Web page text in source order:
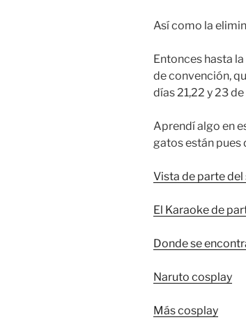
Así como la
Entonces hasta
de convención,
días 21,22 y 23
Aprendí algo en
gatos están pues
Vista de parte
El Karaoke de
Donde se
Naruto cosplay
Más cosplay